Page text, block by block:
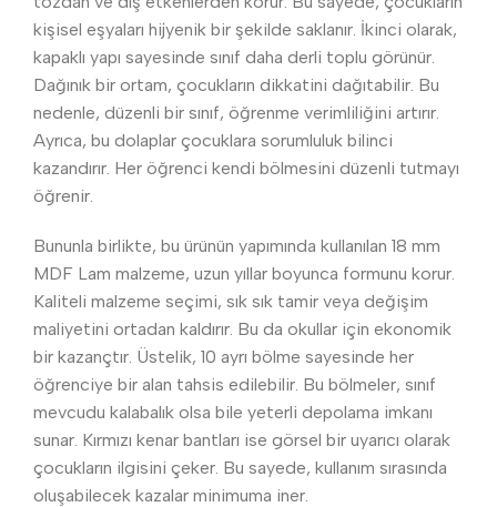
kişisel eşyaları hijyenik bir şekilde saklanır. İkinci olarak,
kapaklı yapı sayesinde sınıf daha derli toplu görünür.
Dağınık bir ortam, çocukların dikkatini dağıtabilir. Bu
nedenle, düzenli bir sınıf, öğrenme verimliliğini artırır.
Ayrıca, bu dolaplar çocuklara sorumluluk bilinci
kazandırır. Her öğrenci kendi bölmesini düzenli tutmayı
öğrenir.
Bununla birlikte, bu ürünün yapımında kullanılan 18 mm
MDF Lam malzeme, uzun yıllar boyunca formunu korur.
Kaliteli malzeme seçimi, sık sık tamir veya değişim
maliyetini ortadan kaldırır. Bu da okullar için ekonomik
bir kazançtır. Üstelik, 10 ayrı bölme sayesinde her
öğrenciye bir alan tahsis edilebilir. Bu bölmeler, sınıf
mevcudu kalabalık olsa bile yeterli depolama imkanı
sunar. Kırmızı kenar bantları ise görsel bir uyarıcı olarak
çocukların ilgisini çeker. Bu sayede, kullanım sırasında
oluşabilecek kazalar minimuma iner.